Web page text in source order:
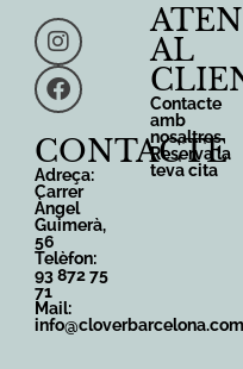
CONTACTE
Adreça:
Carrer
Àngel
Guimerà,
56
Telèfon:
93 872 75
71
Mail:
info@cloverbarcelona.com
AL
Contacte
amb
nosaltres
Reserva la
teva cita